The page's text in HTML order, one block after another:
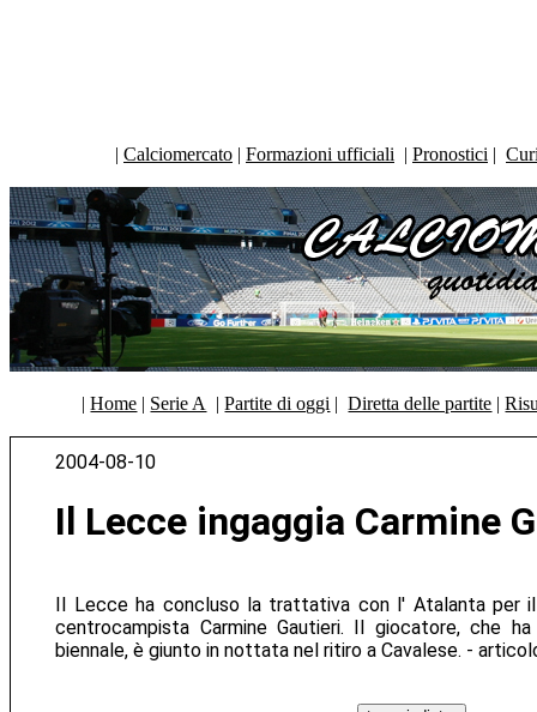
| Calciomercato | Formazioni ufficiali | Pronostici |
|Home | Serie A |Partite di oggi |Diretta delle partite |
2004-08-10
Il Lecce ingaggia Carmine
Il Lecce ha concluso la trattativa con l' Atalanta per
centrocampista Carmine Gautieri. Il giocatore, che
biennale, è giunto in nottata nel ritiro a Cavalese. -